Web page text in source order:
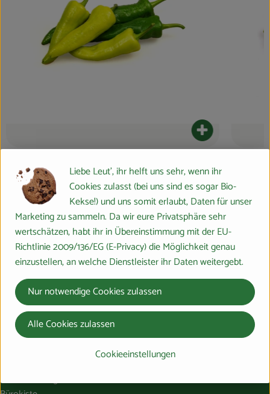
Über uns
Blog
, Preis:
Spitzpaprika grün
Produkt zum
Du hast eine Frage? Wir helfen gerne:
Marburger Ring 46,
35274 Großseelheim
064228976-0
info@bosshammersch-hof.de
Folge uns auf:
Externer Link zu https://www.instagram.com/
Externer Link zu https://www.facebook.com/
Externer Link zu https://www.tiktok.com/
Externer Link zu https://whatsapp.com/
Probelieferung
Liebe Leut', ihr helft uns sehr, wenn ihr
Cookies zulasst (bei uns sind es sogar Bio-
Kekse!) und uns somit erlaubt, Daten für unser
Marketing zu sammeln. Da wir eure Privatsphäre sehr
wertschätzen, habt ihr in Übereinstimmung mit der EU-
Richtlinie 2009/136/EG (E-Privacy) die Möglichkeit genau
einzustellen, an welche Dienstleister ihr Daten weitergebt.
Cookieeinstellungen
Nur notwendige Cookies zulassen
Alle Cookies zulassen